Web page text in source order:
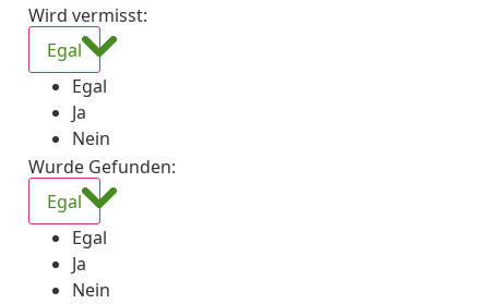
Wird vermisst:
Egal
Egal
Ja
Nein
Wurde Gefunden:
Egal
Egal
Ja
Nein